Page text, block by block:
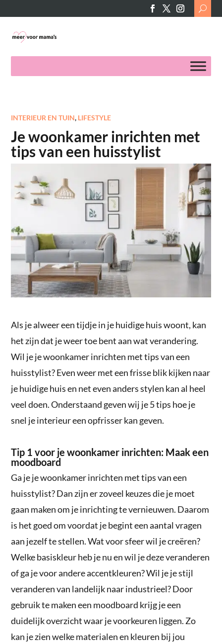
Search
for:
INTERIEUR EN TUIN, LIFESTYLE
Je woonkamer inrichten met
tips van een huisstylist
Als je alweer een tijdje in je huidige huis woont, kan
het zijn dat je weer toe bent aan wat verandering.
Wil je je woonkamer inrichten met tips van een
huisstylist? Even weer met een frisse blik kijken naar
je huidige huis en net even anders stylen kan al heel
veel doen. Onderstaand geven wij je 5 tips hoe je
snel je interieur een opfrisser kan geven.
Tip 1 voor je woonkamer inrichten: Maak een
moodboard
Ga je je woonkamer inrichten met tips van een
huisstylist? Dan zijn er zoveel keuzes die je moet
gaan maken om je inrichting te vernieuwen. Daarom
is het goed om voordat je begint een aantal vragen
aan jezelf te stellen. Wat voor sfeer wil je creëren?
Welke basiskleur heb je nu en wil je deze veranderen
of ga je voor andere accentkleuren? Wil je je stijl
veranderen van landelijk naar industrieel? Door
gebruik te maken een moodboard krijg je een
duidelijk overzicht waar je voorkeuren liggen. Zo
kan je zien welke materialen en kleuren bij jou